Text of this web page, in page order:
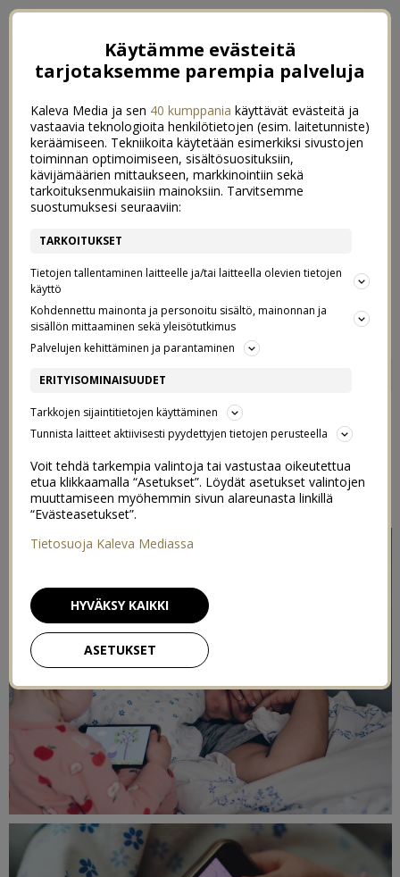
AIKAISTEN AAMUJEN JA
SADEPÄIVIEN KAVERIT
30/06/2020
Postaus on toteutettu kaupallisessa yhteistyössäViaplay
Indieplace kanssa
Käytämme evästeitä
tarjotaksemme parempia palveluja
Kaleva Media ja sen 40 kumppania käyttävät evästeitä ja
vastaavia teknologioita henkilötietojen (esim. laitetunniste)
keräämiseen. Tekniikoita käytetään esimerkiksi sivustojen
toiminnan optimoimiseen, sisältösuosituksiin,
kävijämäärien mittaukseen, markkinointiin sekä
tarkoituksenmukaisiin mainoksiin. Tarvitsemme
suostumuksesi seuraaviin:
TARKOITUKSET
Tietojen tallentaminen laitteelle ja/tai laitteella olevien tietojen
käyttö
Kohdennettu mainonta ja personoitu sisältö, mainonnan ja
sisällön mittaaminen sekä yleisötutkimus
Palvelujen kehittäminen ja parantaminen
ERITYISOMINAISUUDET
Tarkkojen sijaintitietojen käyttäminen
Tunnista laitteet aktiivisesti pyydettyjen tietojen perusteella
Voit tehdä tarkempia valintoja tai vastustaa oikeutettua
etua klikkaamalla “Asetukset”. Löydät asetukset valintojen
muuttamiseen myöhemmin sivun alareunasta linkillä
“Evästeasetukset”.
Tietosuoja Kaleva Mediassa
ASETUKSET
HYVÄKSY KAIKKI